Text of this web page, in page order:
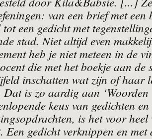
van een brief met een
een gedicht met
stad. Niet altijd even
heb je niet meteen in de
die met het boekje aan de
inschatten wat zijn of haar
Dat is zo aardig aan ‘Woorden
keus van gedichten
is het voor heel
Een gedicht verknippen en